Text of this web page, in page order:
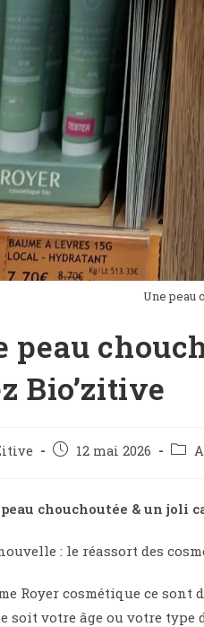
Une peau
peau
Bio’zitive
:
Post12 mai 2026
Post
chouchoutée & un joli
: le réassort des
Royer cosmétique ce
soit votre âge ou votre type